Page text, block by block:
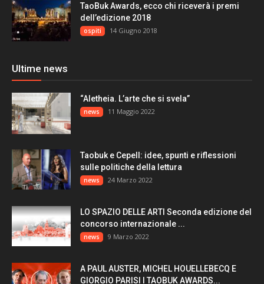
TaoBuk Awards, ecco chi riceverà i premi
dell’edizione 2018
ospiti 14 Giugno 2018
Ultime news
“Aletheia. L’arte che si svela”
news 11 Maggio 2022
Taobuk e Cepell: idee, spunti e riflessioni
sulle politiche della lettura
news 24 Marzo 2022
LO SPAZIO DELLE ARTI Seconda edizione del
concorso internazionale ...
news 9 Marzo 2022
A PAUL AUSTER, MICHEL HOUELLEBECQ E
GIORGIO PARISI I TAOBUK AWARDS...